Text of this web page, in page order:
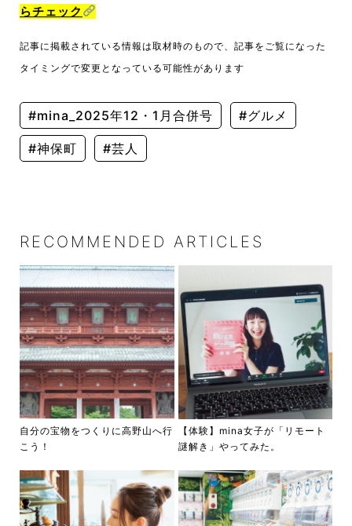
らチェック
記事に掲載されている情報は取材時のもので、記事をご覧になった
タイミングで変更となっている可能性があります
#mina_2025年12・1月合併号 #グルメ
#神保町 #芸人
RECOMMENDED ARTICLES
自分の宝物をつくりに高野山へ行
こう！
【体験】mina女子が「リモート
謎解き」やってみた。